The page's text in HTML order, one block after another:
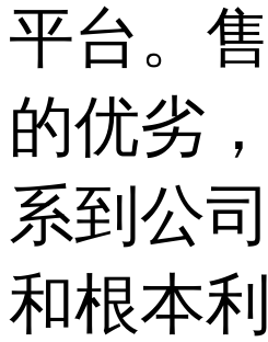
平台。
的优劣
系到公
和根本